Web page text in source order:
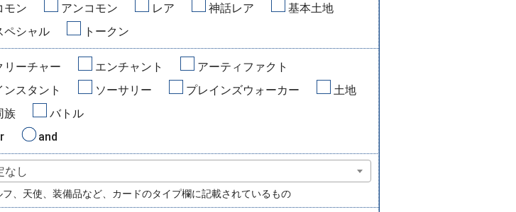
モン アンコモン レア 神話レア
基本土地
ペシャル
トークン
リーチャー エンチャント
アーティファクト
ンスタント
ソーサリー プレインズウォーカー
土地
族
バトル
and
なし
、天使、装備品など、カードのタイプ欄に記載されているもの